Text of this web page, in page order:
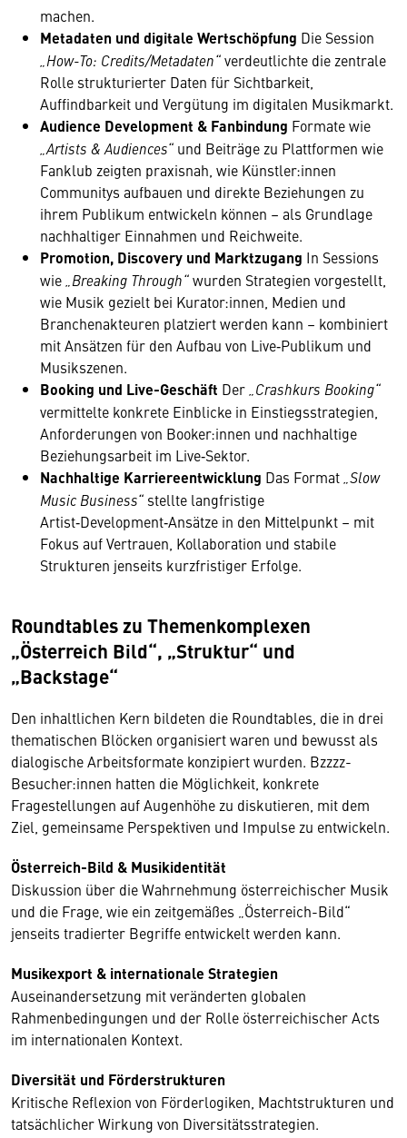
machen.
Metadaten und digitale Wertschöpfung Die Session
„How-To: Credits/Metadaten“verdeutlichte die zentrale
Rolle strukturierter Daten für Sichtbarkeit,
Auffindbarkeit und Vergütung im digitalen Musikmarkt.
Audience Development & Fanbindung Formate wie
„Artists & Audiences“ und Beiträge zu Plattformen wie
Fanklub zeigten praxisnah, wie Künstler:innen
Communitys aufbauen und direkte Beziehungen zu
ihrem Publikum entwickeln können – als Grundlage
nachhaltiger Einnahmen und Reichweite.
Promotion, Discovery und Marktzugang In Sessions
wie „Breaking Through“wurden Strategien vorgestellt,
wie Musik gezielt bei Kurator:innen, Medien und
Branchenakteuren platziert werden kann – kombiniert
mit Ansätzen für den Aufbau von Live‑Publikum und
Musikszenen.
Booking und Live-Geschäft Der „Crashkurs Booking“
vermittelte konkrete Einblicke in Einstiegsstrategien,
Anforderungen von Booker:innen und nachhaltige
Beziehungsarbeit im Live‑Sektor.
Nachhaltige Karriereentwicklung Das Format „Slow
Music Business“ stellte langfristige
Artist‑Development‑Ansätze in den Mittelpunkt – mit
Fokus auf Vertrauen, Kollaboration und stabile
Strukturen jenseits kurzfristiger Erfolge.
Roundtables zu Themenkomplexen
„Österreich Bild“, „Struktur“ und
„Backstage“
Den inhaltlichen Kern bildeten die Roundtables, die in drei
thematischen Blöcken organisiert waren und bewusst als
dialogische Arbeitsformate konzipiert wurden. Bzzzz-
Besucher:innen hatten die Möglichkeit, konkrete
Fragestellungen auf Augenhöhe zu diskutieren, mit dem
Ziel, gemeinsame Perspektiven und Impulse zu entwickeln.
Österreich-Bild & Musikidentität
Diskussion über die Wahrnehmung österreichischer Musik
und die Frage, wie ein zeitgemäßes „Österreich-Bild“
jenseits tradierter Begriffe entwickelt werden kann.
Musikexport & internationale Strategien
Auseinandersetzung mit veränderten globalen
Rahmenbedingungen und der Rolle österreichischer Acts
im internationalen Kontext.
Diversität und Förderstrukturen
Kritische Reflexion von Förderlogiken, Machtstrukturen und
tatsächlicher Wirkung von Diversitätsstrategien.